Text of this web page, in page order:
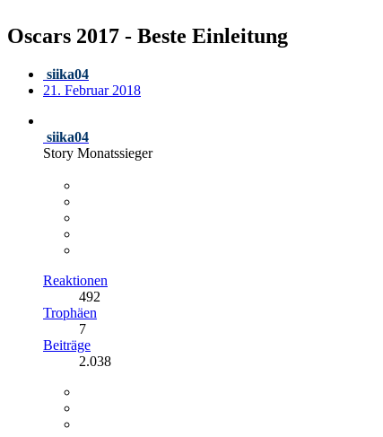
Oscars 2017 - Beste Einleitung
siika04
21. Februar 2018
siika04
Story Monatssieger
Reaktionen
492
Trophäen
7
Beiträge
2.038